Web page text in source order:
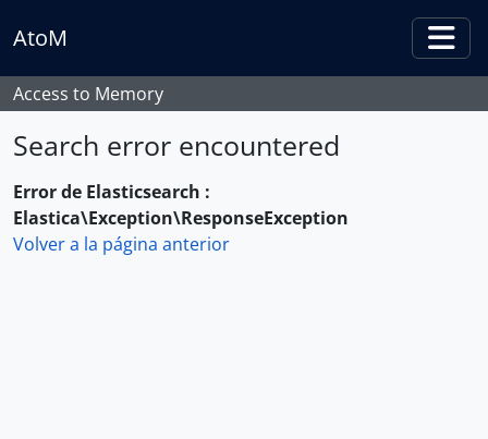
AtoM
Access to Memory
Search error encountered
Error de Elasticsearch :
Elastica\Exception\ResponseException
Volver a la página anterior